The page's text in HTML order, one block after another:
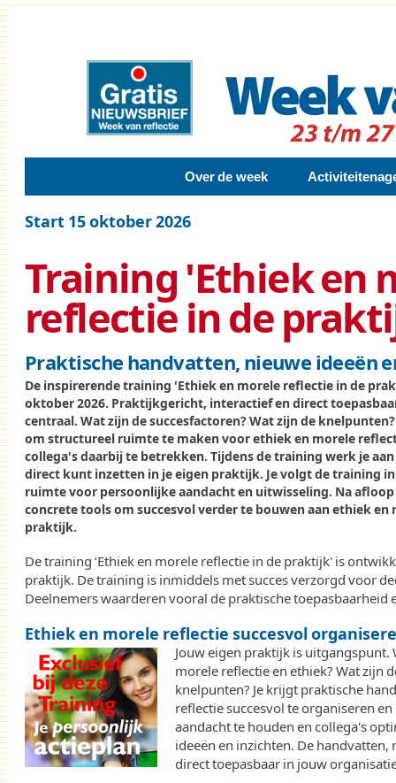
Over de week
Start 15 oktober 2026
Training 'Ethiek en
reflectie in de
Praktische handvatten, nieuwe ideeën
De inspirerende training 'Ethiek en morele reflectie in de
oktober 2026. Praktijkgericht, interactief en direct
centraal. Wat zijn de succesfactoren? Wat zijn de
om structureel ruimte te maken voor ethiek en morele
collega's daarbij te betrekken. Tijdens de training werk je
direct kunt inzetten in je eigen praktijk. Je volgt de training
ruimte voor persoonlijke aandacht en uitwisseling. Na
concrete tools om succesvol verder te bouwen aan ethiek
praktijk.
De training ‘Ethiek en morele reflectie in de praktijk' is
praktijk. De training is inmiddels met succes verzorgd voor
Deelnemers waarderen vooral de praktische toepasbaarheid
Ethiek en morele reflectie succesvol
Jouw eigen praktijk is
morele reflectie en ethiek? Wat zijn
knelpunten? Je krijgt praktische
reflectie succesvol te organiseren
aandacht te houden en collega's
ideeën en inzichten. De
direct toepasbaar in jouw